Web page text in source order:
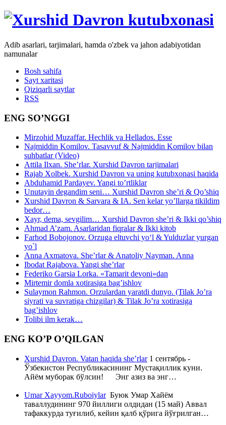
Adib asarlari, tarjimalari, hamda o'zbek va jahon adabiyotidan
namunalar
Bosh sahifa
Sayt xaritasi
Qiziqarli saytlar
RSS
ENG SO’NGGI
Mirzohid Muzaffar. Hechlik va Hellados. Esse
Najmiddin Komilov. Tasavvuf & Najmiddin Komilov bilan
suhbatlar (Video)
Attila Ilxan. She’rlar. Xurshid Davron tarjimalari
Rajab Xolbek. Xurshid Davron va uning kutubxonasi haqida
Abduhamid Pardayev. Yangi to’rtliklar
Unutayin degandim seni… Xurshid Davron she’ri & Qo’shiq
Xurshid Davron & Sarvara & IA. Sen kelar yo’llarga tikildim
bedor…
Xayr, dema, sevgilim… Xurshid Davron she’ri & Ikki qo’shiq
Ahmad A’zam. Asarlaridan fiqralar & Ikki kitob
Farhod Bobojonov. Orzuga eltuvchi yo‘l & Yulduzlar yurgan
yo`l
Anna Axmatova. She’rlar & Anatoliy Nayman. Anna
Ibodat Rajabova. Yangi she’rlar
Federiko Garsia Lorka. «Tamarit devoni»dan
Mirtemir domla xotirasiga bag’ishlov
Sulaymon Rahmon. Orzulardan yaratdi dunyo. (Tilak Jo’ra
siyrati va suvratiga chizgilar) & Tilak Jo’ra xotirasiga
bag’ishlov
Tolibi ilm kerak…
ENG KO’P O’QILGAN
Xurshid Davron. Vatan haqida she’rlar1 сентябрь -
Ўзбекистон Республикасининг Мустақиллик куни.
Айём муборак бўлсин! Энг азиз ва энг…
Umar Xayyom.RuboiylarБуюк Умар Хайём
таваллудининг 970 йиллиги олдидан (15 май) Аввал
тафаккурда туғилиб, кейин қалб қўрига йўғрилган…